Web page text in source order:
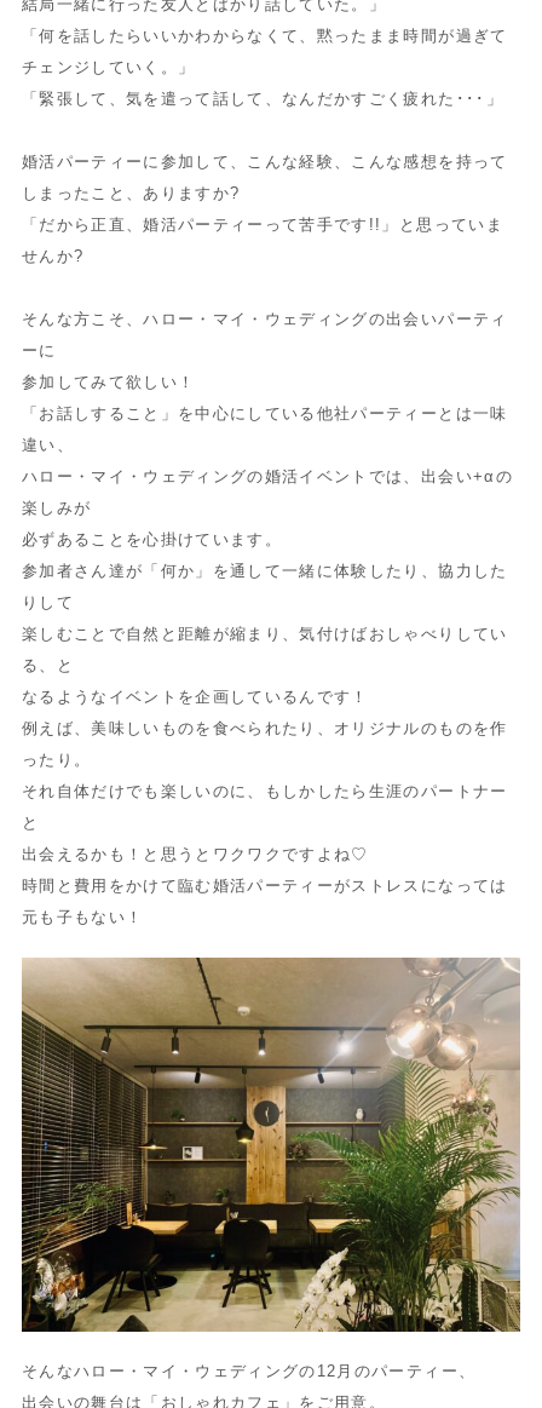
結局一緒に行った友人とばかり話していた。」
「何を話したらいいかわからなくて、黙ったまま時間が過ぎて
チェンジしていく。」
「緊張して、気を遣って話して、なんだかすごく疲れた･･･」
婚活パーティーに参加して、こんな経験、こんな感想を持って
しまったこと、ありますか?
「だから正直、婚活パーティーって苦手です!!」と思っていま
せんか?
そんな方こそ、ハロー・マイ・ウェディングの出会いパーティ
ーに
参加してみて欲しい！
「お話しすること」を中心にしている他社パーティーとは一味
違い、
ハロー・マイ・ウェディングの婚活イベントでは、出会い+αの
楽しみが
必ずあることを心掛けています。
参加者さん達が「何か」を通して一緒に体験したり、協力した
りして
楽しむことで自然と距離が縮まり、気付けばおしゃべりしてい
る、と
なるようなイベントを企画しているんです！
例えば、美味しいものを食べられたり、オリジナルのものを作
ったり。
それ自体だけでも楽しいのに、もしかしたら生涯のパートナー
と
出会えるかも！と思うとワクワクですよね♡
時間と費用をかけて臨む婚活パーティーがストレスになっては
元も子もない！
そんなハロー・マイ・ウェディングの12月のパーティー、
出会いの舞台は「おしゃれカフェ」をご用意。